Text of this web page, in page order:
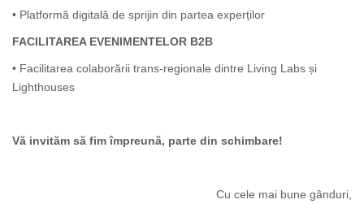
• Platformă digitală de sprijin din partea experților
FACILITAREA EVENIMENTELOR B2B
• Facilitarea colaborării trans-regionale dintre Living Labs și
Lighthouses
Vă invităm să fim împreună, parte din schimbare!
Cu cele mai bune gânduri,